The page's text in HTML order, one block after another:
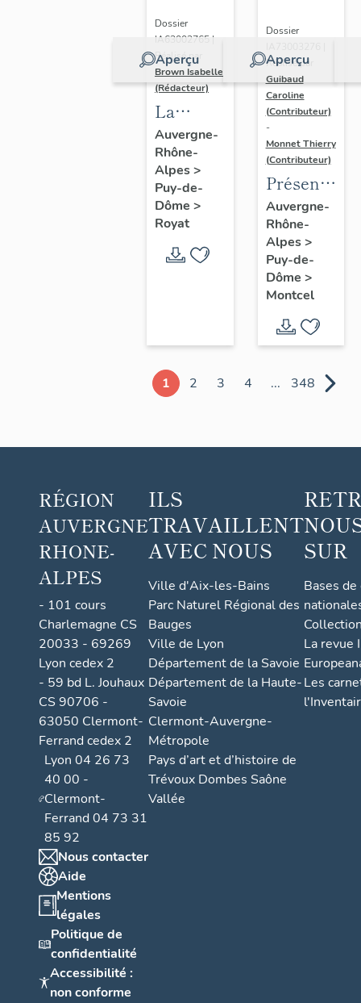
Aperçu
Dossier
IA63002765 |
Réalisé par
Brown Isabelle
(Rédacteur)
La
station
thermale
de
Royat-
Chamalières
Auvergne-
Rhône-
Alpes>
Puy-de-
Dôme >
Royat
Aperçu
Dossier
Réalisé par
Guibaud
Caroline
(Contributeur)
-
Monnet Thierry
(Contributeur)
de la
commune
de
Montcel
Auvergne-
Rhône-
Alpes>
Puy-de-
Dôme >
Montcel
1 2 3 4 ... 348
RÉGION
AUVERGNE
RHONE-
ALPES
- 101 cours
Charlemagne CS
20033 - 69269
Lyon cedex 2
- 59 bd L. Jouhaux
CS 90706 -
63050 Clermont-
Ferrand cedex 2
Lyon 04 26 73
40 00 -
Clermont-
Ferrand 04 73 31
85 92
Nous contacter
Aide
Mentions
légales
Politique de
confidentialité
Accessibilité :
non conforme
ILS
TRAVAILLENT
AVEC NOUS
Ville d'Aix-les-Bains
Parc Naturel Régional des
Bauges
Ville de Lyon
Département de la Savoie
Département de la Haute-
Savoie
Clermont-Auvergne-
Métropole
Pays d’art et d’histoire de
Trévoux Dombes Saône
Vallée
SUR
Bases
La revue
Les